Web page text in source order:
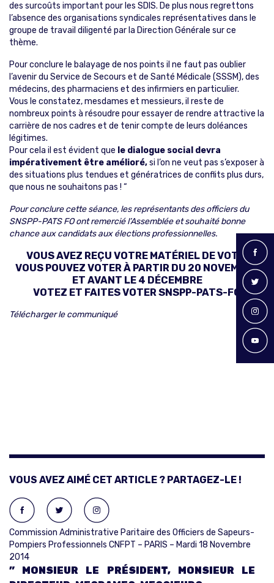
des surcoûts important pour les SDIS. De plus nous regrettons
l’absence des organisations syndicales représentatives dans le
groupe de travail diligenté par la Direction Générale sur ce
thème.
Pour conclure le balayage de nos points il ne faut pas oublier
l’avenir du Service de Secours et de Santé Médicale (SSSM), des
médecins, des pharmaciens et des infirmiers en particulier.
Vous le constatez, mesdames et messieurs, il reste de
nombreux points à résoudre pour essayer de rendre attractive la
carrière de nos cadres et de tenir compte de leurs doléances
légitimes.
Pour cela il est évident que le dialogue social devra
impérativement être amélioré,si l’on ne veut pas s’exposer à
des situations plus tendues et génératrices de conflits plus durs,
que nous ne souhaitons pas ! “
Pour conclure cette séance, les représentants des officiers du
SNSPP-PATS FO ont remercié l’Assemblée et souhaité bonne
chance aux candidats aux élections professionnelles.
VOUS AVEZ REÇU VOTRE MATÉRIEL DE VOTE,
VOUS POUVEZ VOTER À PARTIR DU 20 NOVEMBRE
ET AVANT LE 4 DÉCEMBRE
VOTEZ ET FAITES VOTER SNSPP-PATS-FO
Télécharger le communiqué
VOUS AVEZ AIMÉ CET ARTICLE ? PARTAGEZ-LE !
Commission Administrative Paritaire des Officiers de Sapeurs-
Pompiers Professionnels CNFPT – PARIS – Mardi 18 Novembre
2014
” MONSIEUR LE PRÉSIDENT, MONSIEUR LE